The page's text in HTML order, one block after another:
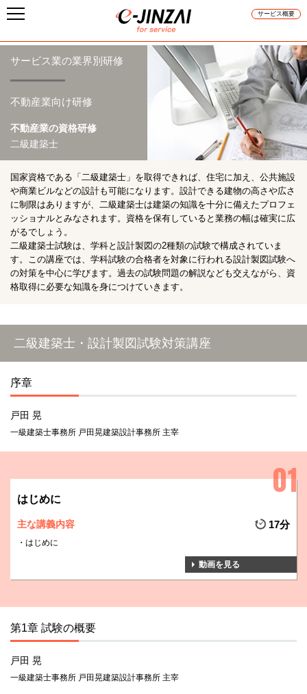
サービス概要
サービス業の業界別研修
不動産業向け研修
不動産業の資格研修
二級建築士
国家資格である「二級建築士」を取得できれば、住宅に加え、公共施設
や商業ビルなどの設計も可能になります。設計できる建物の高さや広さ
に制限はありますが、二級建築士は建築の知識を十分に備えたプロフェ
ッショナルとみなされます。資格を保有していると業務の幅は確実に広
がるでしょう。
二級建築士試験は、学科と設計製図の2種類の試験で構成されていま
す。この講座では、学科試験の合格者を対象に行われる設計製図試験へ
の対策を中心に学びます。過去の試験問題の解説なども交えながら、資
格取得に必要な知識を身につけていきます。
二級建築士・設計製図試験対策講座
序章
戸田 晃
一級建築士事務所 戸田晃建築設計事務所 主宰
はじめに
主な講義内容 17分
はじめに
動画を見る
第1章 試験の概要
戸田 晃
一級建築士事務所 戸田晃建築設計事務所 主宰